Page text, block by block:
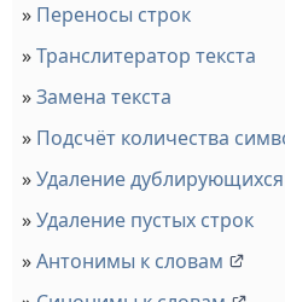
Переносы строк
Транслитератор текста
Замена текста
Подсчёт количества
Удаление
Удаление пустых строк
Антонимы к словам